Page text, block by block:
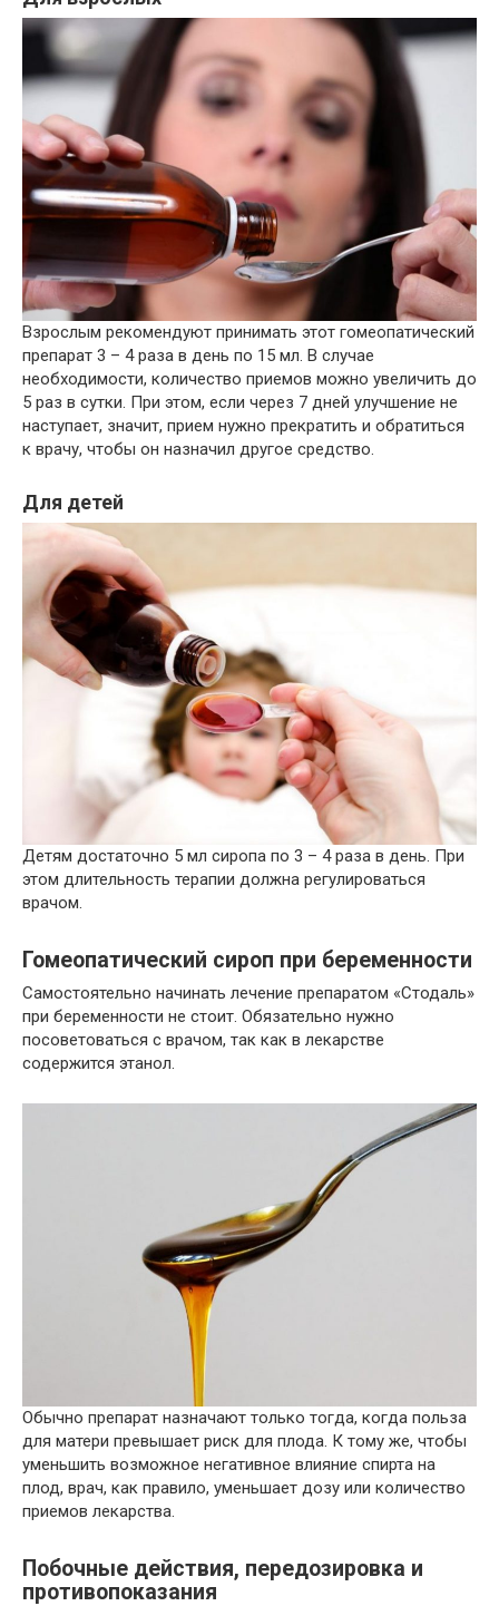
Взрослым рекомендуют принимать этот гомеопатический
препарат 3 – 4 раза в день по 15 мл. В случае
необходимости, количество приемов можно увеличить до
5 раз в сутки. При этом, если через 7 дней улучшение не
наступает, значит, прием нужно прекратить и обратиться
к врачу, чтобы он назначил другое средство.
Для детей
Детям достаточно 5 мл сиропа по 3 – 4 раза в день. При
этом длительность терапии должна регулироваться
врачом.
Гомеопатический сироп при беременности
Самостоятельно начинать лечение препаратом «Стодаль»
при беременности не стоит. Обязательно нужно
посоветоваться с врачом, так как в лекарстве
содержится этанол.
Обычно препарат назначают только тогда, когда польза
для матери превышает риск для плода. К тому же, чтобы
уменьшить возможное негативное влияние спирта на
плод, врач, как правило, уменьшает дозу или количество
приемов лекарства.
Побочные действия, передозировка и
противопоказания